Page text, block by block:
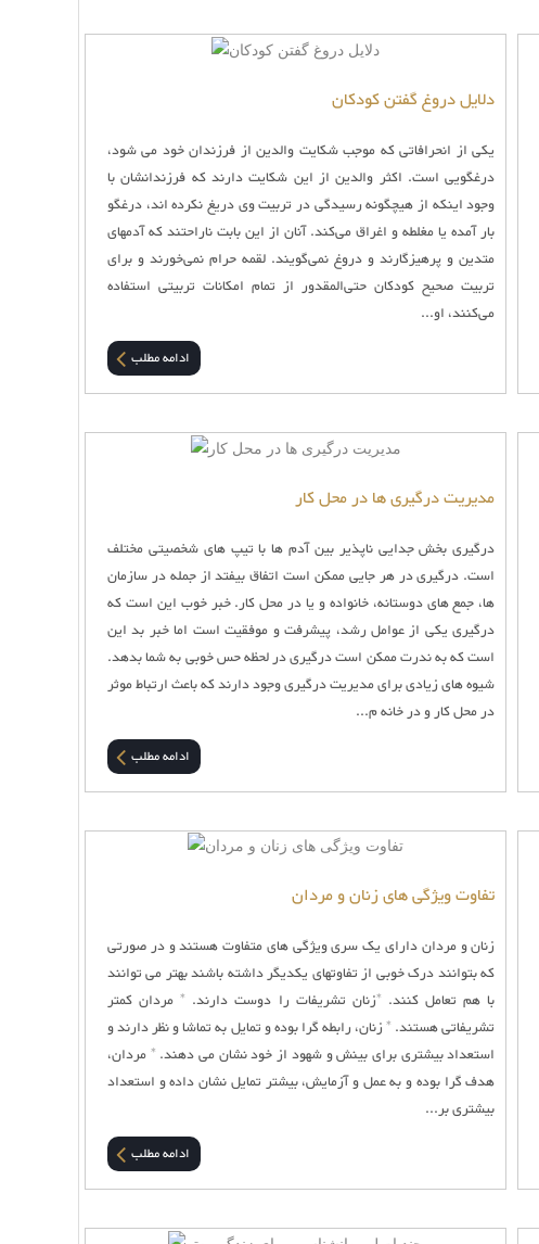
دلایل دروغ گفتن کودکان
یکی از انحرافاتی که موجب شکایت والدین از فرزندان خود می‌ شود،
درغگویی است. اکثر والدین از این شکایت دارند که فرزندانشان با
وجود اینکه از هیچگونه رسیدگی در تربیت وی دریغ نکرده اند، درغگو
بار آمده یا مغلطه و اغراق می‌کند. آنان از این بابت ناراحتند که آدمهای
متدین و پرهیزگارند و دروغ نمی‌گویند. لقمه حرام نمی‌خورند و برای
تربیت صحیح کودکان حتی‌المقدور از تمام امکانات تربیتی استفاده
می‌کنند، او...
ادامه مطلب
مدیریت درگیری ها در محل کار
درگیری بخش جدایی ناپذیر بین آدم ها با تیپ های شخصیتی مختلف
است. درگیری در هر جایی ممکن است اتفاق بیفتد از جمله در سازمان
ها، جمع های دوستانه، خانواده و یا در محل کار. خبر خوب این است که
درگیری یکی از عوامل رشد، پیشرفت و موفقیت است اما خبر بد این
است که به ندرت ممکن است درگیری در لحظه حس خوبی به شما بدهد.
شیوه های زیادی برای مدیریت درگیری وجود دارند که باعث ارتباط موثر
در محل کار و در خانه م...
ادامه مطلب
تفاوت ویژگی های زنان و مردان
زنان و مردان دارای یک سری ویژگی های متفاوت هستند و در صورتی
که بتوانند درک خوبی از تفاوتهای یکدیگر داشته باشند بهتر می توانند
با هم تعامل کنند. *زنان تشریفات را دوست دارند. * مردان کمتر
تشریفاتی هستند. * زنان، رابطه گرا بوده و تمایل به تماشا و نظر دارند و
استعداد بیشتری برای بینش و شهود از خود نشان می دهند. * مردان،
هدف گرا بوده و به عمل و آزمایش، بیشتر تمایل نشان داده و استعداد
بیشتری بر...
ادامه مطلب